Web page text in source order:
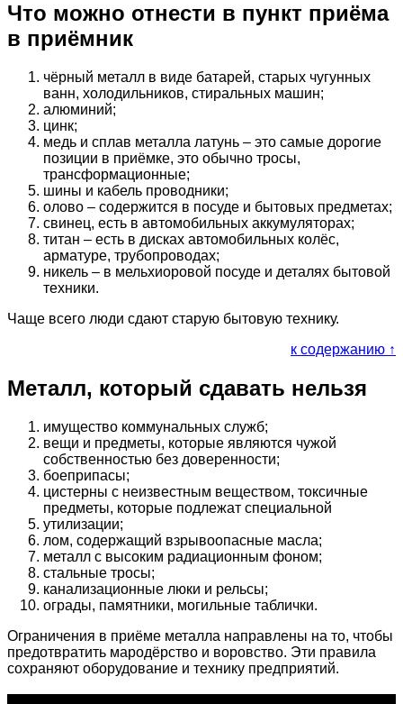
Что можно отнести в пункт приёма
в приёмник
чёрный металл в виде батарей, старых чугунных
ванн, холодильников, стиральных машин;
алюминий;
цинк;
медь и сплав металла латунь – это самые дорогие
позиции в приёмке, это обычно тросы,
трансформационные;
шины и кабель проводники;
олово – содержится в посуде и бытовых предметах;
свинец, есть в автомобильных аккумуляторах;
титан – есть в дисках автомобильных колёс,
арматуре, трубопроводах;
никель – в мельхиоровой посуде и деталях бытовой
техники.
Чаще всего люди сдают старую бытовую технику.
к содержанию ↑
Металл, который сдавать нельзя
имущество коммунальных служб;
вещи и предметы, которые являются чужой
собственностью без доверенности;
боеприпасы;
цистерны с неизвестным веществом, токсичные
предметы, которые подлежат специальной
утилизации;
лом, содержащий взрывоопасные масла;
металл с высоким радиационным фоном;
стальные тросы;
канализационные люки и рельсы;
ограды, памятники, могильные таблички.
Ограничения в приёме металла направлены на то, чтобы
предотвратить мародёрство и воровство. Эти правила
сохраняют оборудование и технику предприятий.